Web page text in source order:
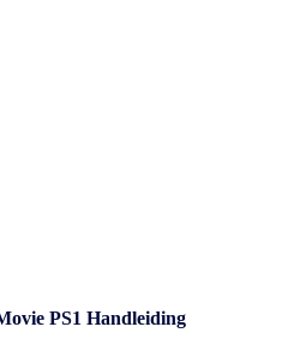
PS1 Handleiding